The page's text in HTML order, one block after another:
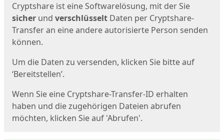
Cryptshare ist eine Softwarelösung, mit der Sie
sicher und verschlüsselt Daten per Cryptshare-
Transfer an eine andere autorisierte Person senden
können.
Um die Daten zu versenden, klicken Sie bitte auf
‘Bereitstellen’.
Wenn Sie eine Cryptshare-Transfer-ID erhalten
haben und die zugehörigen Dateien abrufen
möchten, klicken Sie auf 'Abrufen'.